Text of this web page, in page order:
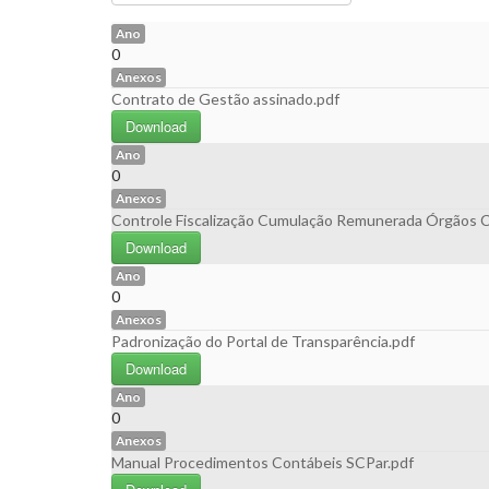
Ano
0
Anexos
Contrato de Gestão assinado.pdf
Download
Ano
0
Anexos
Controle Fiscalização Cumulação Remunerada Órgãos
Download
Ano
0
Anexos
Padronização do Portal de Transparência.pdf
Download
Ano
0
Anexos
Manual Procedimentos Contábeis SCPar.pdf